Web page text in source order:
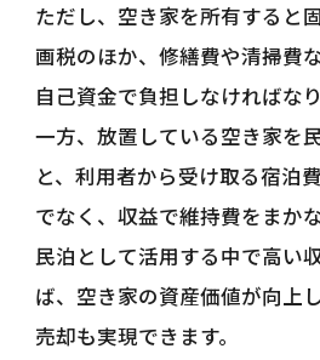
ただし、空き家を所有すると
画税のほか、修繕費や清掃費
自己資金で負担しなければな
一方、放置している空き家を
と、利用者から受け取る宿泊
でなく、収益で維持費をまか
民泊として活用する中で高い
ば、空き家の資産価値が向上
売却も実現できます。